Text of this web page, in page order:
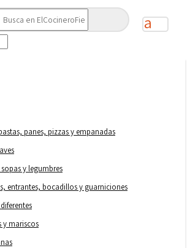
panes, pizzas y empanadas
y legumbres
entrantes, bocadillos y guarniciones
y mariscos